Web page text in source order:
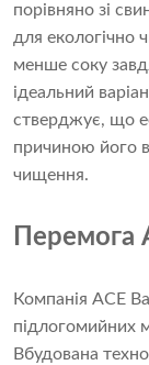
порівняно зі
для екологічно
менше соку
ідеальний
стверджує, що
причиною його
чищення.
Перемога
Компанія ACE
підлогомийних
Вбудована